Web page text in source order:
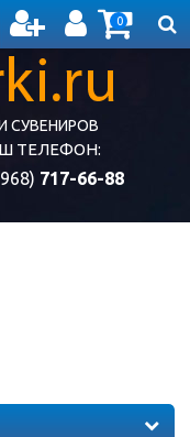
0
СУВЕНИРОВ
ТЕЛЕФОН:
717-66-88